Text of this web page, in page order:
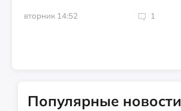
вторник 14:52 1
Популярные новости